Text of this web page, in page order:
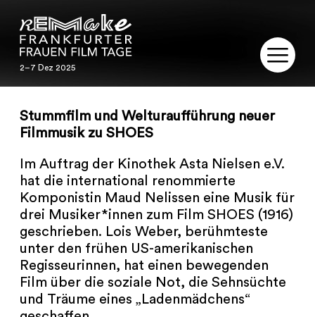
2–7 Dez 2025
2–7 Dez 2025
PROGRAMM
SERVICE
PUBLIKATIONEN
RESTAURIERUNG
KONTAKT
Stummfilm und Welturaufführung neuer
Filmmusik zu SHOES
Im Auftrag der Kinothek Asta Nielsen e.V.
hat die international renommierte
Komponistin Maud Nelissen eine Musik für
drei Musiker*innen zum Film SHOES (1916)
geschrieben. Lois Weber, berühmteste
unter den frühen US-amerikanischen
Regisseurinnen, hat einen bewegenden
Film über die soziale Not, die Sehnsüchte
und Träume eines „Ladenmädchens“